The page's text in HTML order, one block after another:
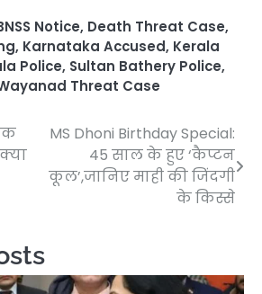
Notice, Death Threat Case,
, Karnataka Accused, Kerala
Police, Sultan Bathery Police,
Threat Case
MS Dhoni Birthday Special:
45 साल के हुए ‘कैप्टन
कूल’,जानिए माही की जिंदगी
के किस्से